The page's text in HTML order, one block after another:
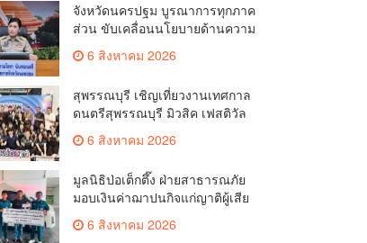
จังหวัดนครปฐม บูรณาการทุกภาค
ส่วน ขับเคลื่อนนโยบายด้านความ
มั่นคง ยกระดับการป้องกัน
อาชญากรรมทางเทคโนโลยี
6 สิงหาคม 2026
สุพรรณบุรี เชิญเที่ยวงานเทศกาล
ดนตรีสุพรรณบุรี มิวสิค เฟสติวัล
มันส์ เหน่อมาก
6 สิงหาคม 2026
มูลนิธิป่อเต็กตึ๊ง ฝ่ายสาธารณภัย
มอบเงินค่าฌาปนกิจแก่ญาติผู้เสีย
ชีวิต จากเหตุเพลิงไหม้ โรงเบียร์ ณ
ลาดพร้าว จำนวน 20,000 บาท
6 สิงหาคม 2026